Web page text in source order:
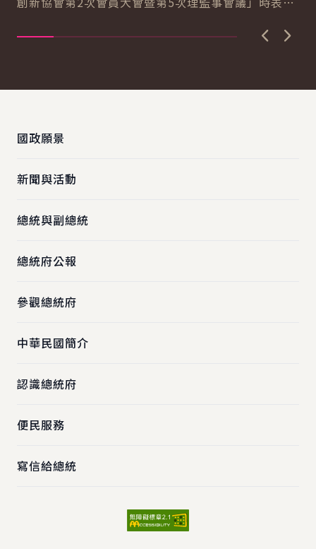
國政願景
新聞與活動
總統與副總統
總統府公報
參觀總統府
中華民國簡介
認識總統府
便民服務
寫信給總統